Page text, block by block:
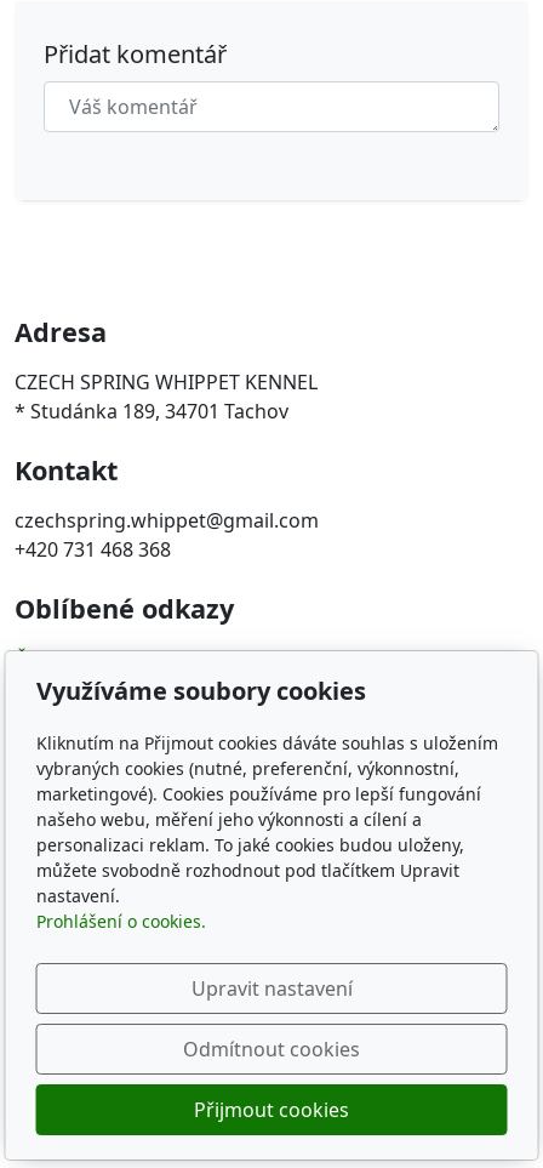
Přidat komentář
Adresa
CZECH SPRING WHIPPET KENNEL
* Studánka 189, 34701 Tachov
Kontakt
czechspring.whippet@gmail.com
+420 731 468 368
Oblíbené odkazy
ČMKU
Whippet Fun Club
Klub chovatelov chrtov
The whippets archives
Sledujte nás
CZECH SPRING WHIPPET KENNEL
Běží nainPages AI
Využíváme soubory cookies
Kliknutím na Přijmout cookies dáváte souhlas s uložením
vybraných cookies (nutné, preferenční, výkonnostní,
marketingové). Cookies používáme pro lepší fungování
našeho webu, měření jeho výkonnosti a cílení a
personalizaci reklam. To jaké cookies budou uloženy,
můžete svobodně rozhodnout pod tlačítkem Upravit
nastavení.
Prohlášení o cookies.
Upravit nastavení
Odmítnout cookies
Přijmout cookies